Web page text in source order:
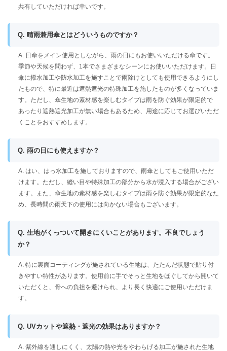
共有していただければ幸いです。
Q. 晴雨兼用傘とはどういうものですか？
A. 日傘をメイン使用としながら、雨の日にもお使いいただける傘です。
季節や天候を問わず、1本でさまざまなシーンにお使いいただけます。日
傘に撥水加工や防水加工を施すことで雨除けとしても使用できるようにし
たもので、特に最近は遮熱遮光の特殊加工を施したものが多くなっていま
す。ただし、傘生地の素材感を楽しむタイプは雨を防ぐ効果が限定的で
あったり遮熱遮光加工が無い場合もあるため、用途に応じてお選びいただ
くことをおすすめします。
Q. 雨の日にも使えますか？
A. はい、はっ水加工を施しておりますので、雨傘としてもご使用いただ
けます。ただし、縫い目や特殊加工の部分から水が浸入する場合がござい
ます。また、傘生地の素材感を楽しむタイプは雨を防ぐ効果が限定的なた
め、長時間の雨天下の使用には向かない場合もございます。
Q. 生地がくっついて開きにくいことがあります。不良でしょう
か？
A. 特に裏面コーティングが施されている生地は、たたんだ状態で貼り付
きやすい特性があります。使用前に手でそっと生地をほぐしてから開いて
いただくと、骨への負担を避けられ、より長く快適にご使用いただけま
す。
Q. UVカットや遮熱・遮光の効果はありますか？
A. 紫外線を通しにくく、太陽の熱や光をやわらげる加工が施された生地